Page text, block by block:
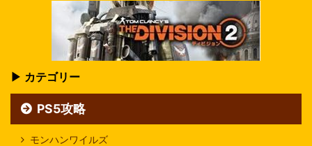
▶ カテゴリー
PS5攻略
モンハンワイルズ